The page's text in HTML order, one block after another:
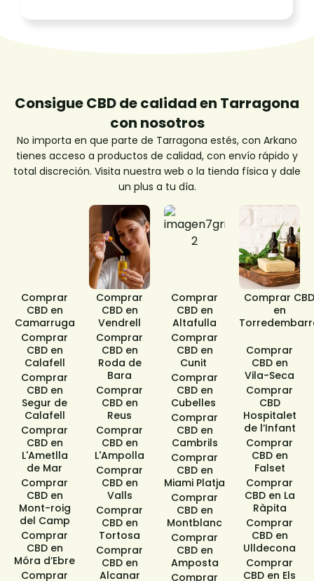
Consigue CBD de calidad en Tarragona
con nosotros
No importa en que parte de Tarragona estés, con Arkano
tienes acceso a productos de calidad, con envío rápido y
total discreción. Visita nuestra web o la tienda física y dale
un plus a tu día.
Comprar
CBD en
Camarruga​
Comprar
CBD en
Calafell
Comprar
CBD en
Segur de
Calafell​
Comprar
CBD en
L'Ametlla
de Mar
Comprar
CBD en
Mont-roig
del Camp
Comprar
CBD en
Móra d’Ebre
Comprar
Comprar
CBD en
Vendrell
Comprar
CBD en
Roda de
Bara​
Comprar
CBD en
Reus
Comprar
CBD en
L'Ampolla
Comprar
CBD en
Valls
Comprar
CBD en
Tortosa
Comprar
CBD en
Alcanar
Comprar
CBD en
Altafulla​
Comprar
CBD en
Cunit ​
Comprar
CBD en
Cubelles ​
Comprar
CBD en
Cambrils
Comprar
CBD en
Miami Platja
Comprar
CBD en
Montblanc
Comprar
CBD en
Amposta
Comprar
Comprar CBD
en
Comprar
CBD en
Vila-Seca
Comprar
CBD
Hospitalet
de l’Infant
Comprar
CBD en
Falset
Comprar
CBD en La
Ràpita
Comprar
CBD en
Ulldecona
Comprar
CBD en Els